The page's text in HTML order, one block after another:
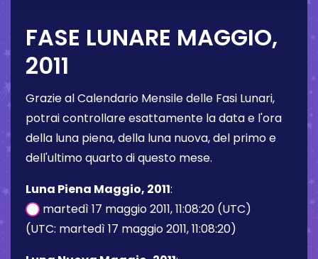
FASE LUNARE MAGGIO,
2011
Grazie al Calendario Mensile delle Fasi Lunari,
potrai controllare esattamente la data e l'ora
della luna piena, della luna nuova, del primo e
dell'ultimo quarto di questo mese.
Luna Piena Maggio, 2011:
martedì 17 maggio 2011, 11:08:20 (UTC)
(UTC: martedì 17 maggio 2011, 11:08:20)